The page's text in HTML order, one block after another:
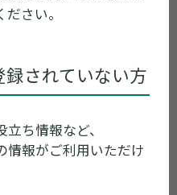
さい。
されていない方
ち情報など、
情報がご利用いただけ